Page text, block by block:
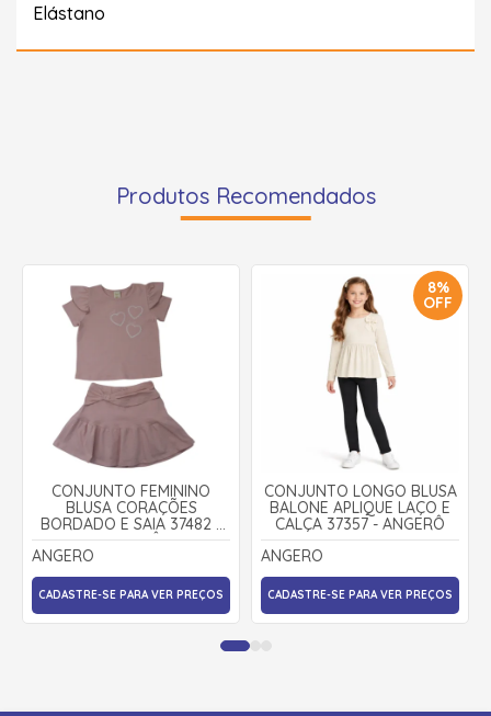
Elástano
Produtos Recomendados
CONJUNTO FEMININO
BLUSA CORAÇÕES
BORDADO E SAIA 37482 -
ANGERÔ
ANGERO
CADASTRE-SE PARA VER PREÇOS
8%
OFF
CONJUNTO LONGO BLUSA
BALONE APLIQUE LAÇO E
CALÇA 37357 - ANGERÔ
ANGERO
CADASTRE-SE PARA VER PREÇOS